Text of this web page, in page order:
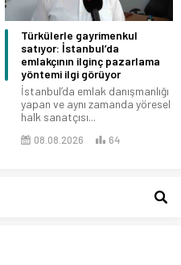
11. Arnavutköy Yağlı
Güreşleri’nde başpehlivan
Serdar Yıldırım oldu
Arnavutköy Belediyesi
tarafından bu yıl 11’incisi
düzenlenen Geleneksel Yağlı
Güreşleri’nde...
01.08.2026 377